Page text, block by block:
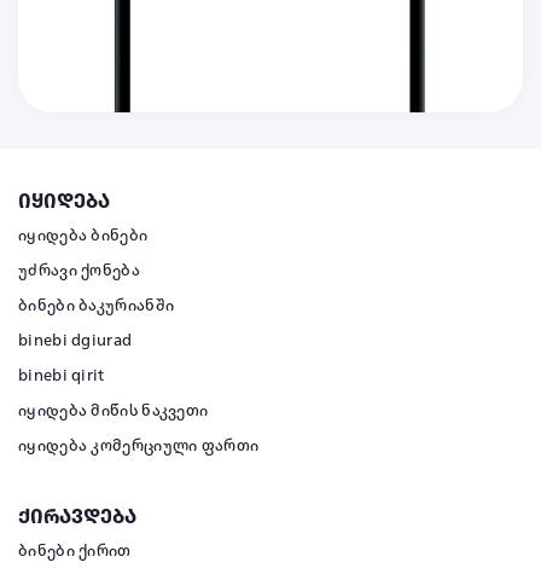
იყიდება
იყიდება ბინები
უძრავი ქონება
ბინები ბაკურიანში
binebi dgiurad
binebi qirit
იყიდება მიწის ნაკვეთი
იყიდება კომერციული ფართი
ქირავდება
ბინები ქირით